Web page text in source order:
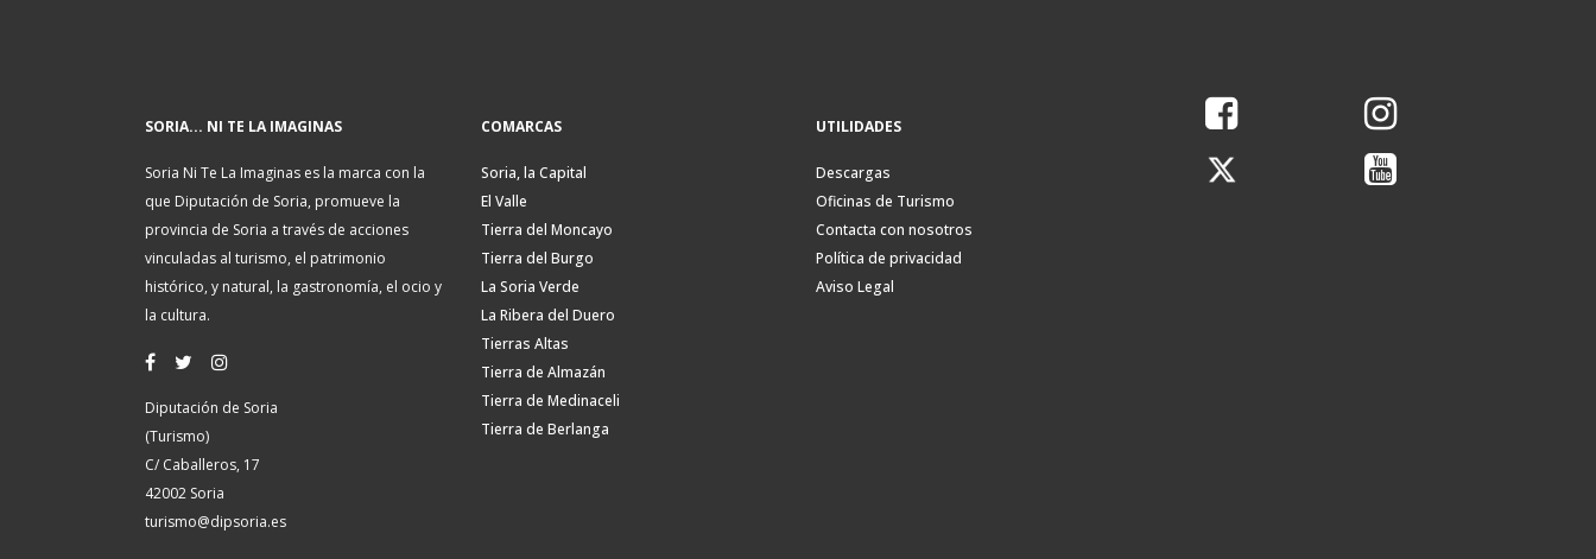
SORIA... NI TE LA IMAGINAS
Soria Ni Te La Imaginas es la marca con la
que Diputación de Soria, promueve la
provincia de Soria a través de acciones
vinculadas al turismo, el patrimonio
histórico, y natural, la gastronomía, el ocio y
la cultura.
Diputación de Soria
(Turismo)
C/ Caballeros, 17
42002 Soria
turismo@dipsoria.es
COMARCAS
Soria, la Capital
El Valle
Tierra del Moncayo
Tierra del Burgo
La Soria Verde
La Ribera del Duero
Tierras Altas
Tierra de Almazán
Tierra de Medinaceli
Tierra de Berlanga
UTILIDADES
Descargas
Oficinas de Turismo
Contacta con nosotros
Política de privacidad
Aviso Legal